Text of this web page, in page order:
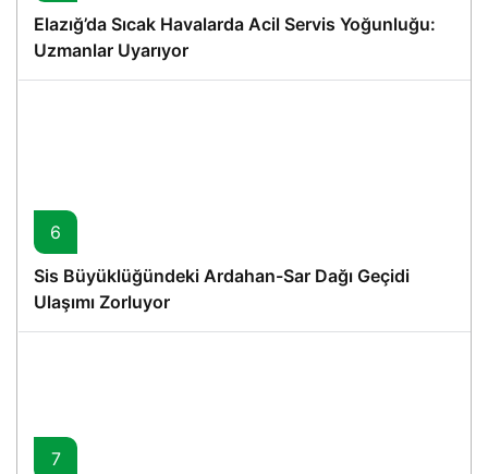
Elazığ’da Sıcak Havalarda Acil Servis Yoğunluğu:
Uzmanlar Uyarıyor
6
Sis Büyüklüğündeki Ardahan-Sar Dağı Geçidi
Ulaşımı Zorluyor
7